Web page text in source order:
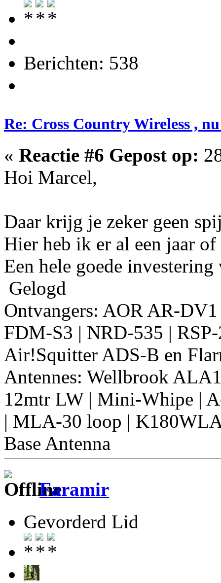
Berichten: 538
Re: Cross Country Wireless ,
« Reactie #6 Gepost op:
Hoi Marcel,
Daar krijg je zeker geen
Hier heb ik er al een jaar
Een hele goede
Gelogd
Ontvangers: AOR AR-
FDM-S3 | NRD-535 |
Air!Squitter ADS-B en
Antennes: Wellbrook
12mtr LW | Mini-Whipe |
| MLA-30 loop |
Base Antenna
Faramir
Gevorderd Lid